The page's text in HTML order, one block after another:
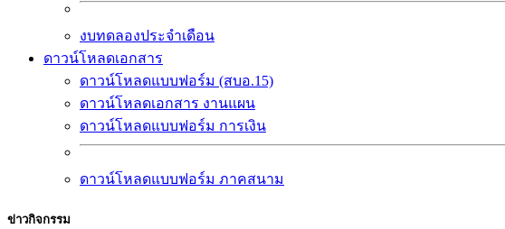
งบทดลองประจำเดือน
ดาวน์โหลดเอกสาร
ดาวน์โหลดแบบฟอร์ม (สบอ.15)
ดาวน์โหลดเอกสาร งานแผน
ดาวน์โหลดแบบฟอร์ม การเงิน
ดาวน์โหลดแบบฟอร์ม ภาคสนาม
ข่าวกิจกรรม